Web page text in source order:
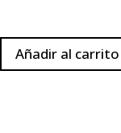
Añadir al carrito